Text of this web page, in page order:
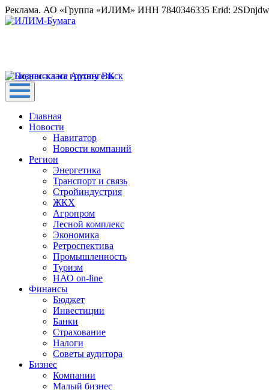
Реклама. АО «Группа «ИЛИМ» ИНН 7840346335 Erid:
Главная
Новости
Навигатор
Новости компаний
Регион
Энергетика
Транспорт и связь
Стройиндустрия
ЖКХ
Агропром
Лесной комплекс
Экономика
Ретроспектива
Промышленность
Туризм
НАО on-line
Финансы
Бюджет
Инвестиции
Банки
Страхование
Налоги
Советы аудитора
Бизнес
Компании
Малый бизнес